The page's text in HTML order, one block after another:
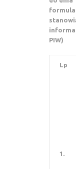
PIW)
Lp
1.